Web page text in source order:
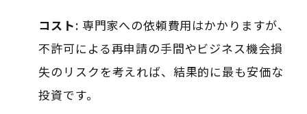
コスト: 専門家への依頼費用はかかりますが、
不許可による再申請の手間やビジネス機会損
失のリスクを考えれば、結果的に最も安価な
投資です。